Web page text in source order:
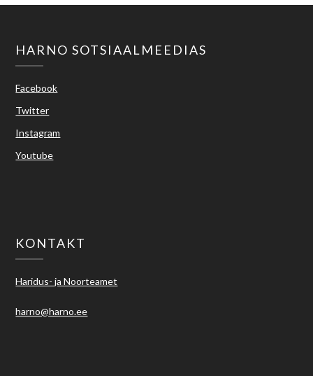
HARNO SOTSIAALMEEDIAS
Facebook
Twitter
Instagram
Youtube
KONTAKT
Haridus- ja Noorteamet
harno@harno.ee